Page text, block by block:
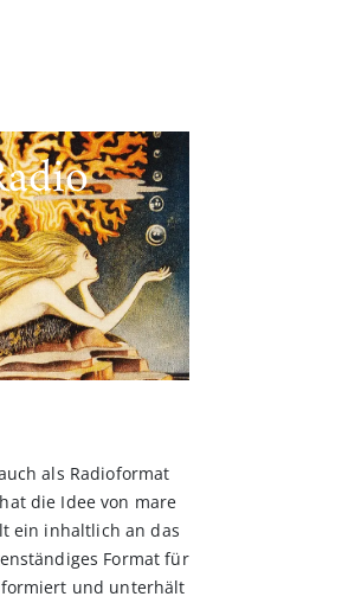
als Radioformat
die Idee von mare
ein inhaltlich an das
Format für
und unterhält